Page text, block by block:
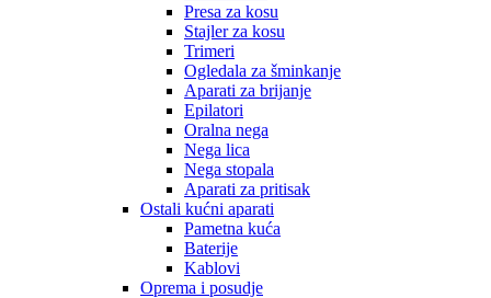
Presa za kosu
Stajler za kosu
Trimeri
Ogledala za šminkanje
Aparati za brijanje
Epilatori
Oralna nega
Nega lica
Nega stopala
Aparati za pritisak
Ostali kućni aparati
Pametna kuća
Baterije
Kablovi
Oprema i posudje